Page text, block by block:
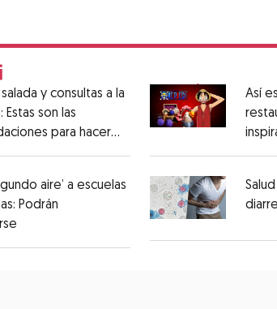
y consultas a la
son las
para hacer
Así
aire’ a escuelas
Podrán